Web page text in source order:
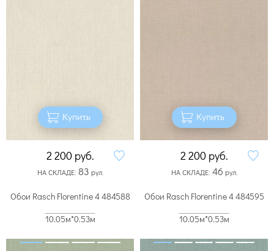
Купить
2 200 руб.
НА СКЛАДЕ: 83 рул.
Купить
2 200 руб.
НА СКЛАДЕ: 46 рул.
Обои Rasch Florentine 4 484588
10.05м*0.53м
Обои Rasch Florentine 4 484595
10.05м*0.53м